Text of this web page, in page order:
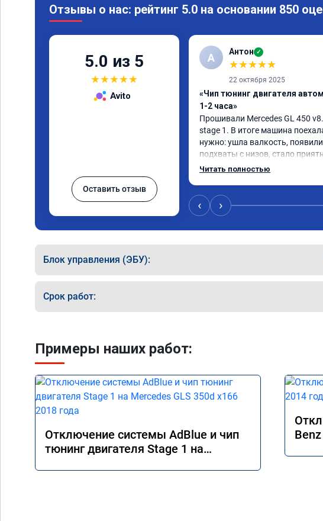
Отзывы о нас: рейтинг 5.0 на основании 850
5.0 из 5
★★★★★
Avito
Оставить отзыв
А Антон ✓
★★★★★
22 октября 2025
«Чип тюнинг двигателя
1-2 часа»
Прошивали Mercedes GL 450
stage 1. В итоге машина
нужно: ушла валкость,
подхваты с низов, стало
Одни из лучших трат, в авто! 🔥
Читать полностью
‹ ›
Блок управления (ЭБУ):
Срок работ:
Примеры наших работ:
Отключение системы AdBlue и чип
тюнинг двигателя Stage 1 на